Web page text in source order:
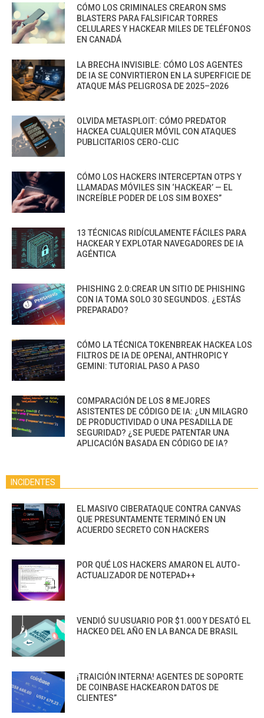
CÓMO LOS CRIMINALES CREARON SMS
BLASTERS PARA FALSIFICAR TORRES
CELULARES Y HACKEAR MILES DE TELÉFONOS
EN CANADÁ
LA BRECHA INVISIBLE: CÓMO LOS AGENTES
DE IA SE CONVIRTIERON EN LA SUPERFICIE DE
ATAQUE MÁS PELIGROSA DE 2025–2026
OLVIDA METASPLOIT: CÓMO PREDATOR
HACKEA CUALQUIER MÓVIL CON ATAQUES
PUBLICITARIOS CERO-CLIC
CÓMO LOS HACKERS INTERCEPTAN OTPS Y
LLAMADAS MÓVILES SIN ‘HACKEAR’ — EL
INCREÍBLE PODER DE LOS SIM BOXES”
13 TÉCNICAS RIDÍCULAMENTE FÁCILES PARA
HACKEAR Y EXPLOTAR NAVEGADORES DE IA
AGÉNTICA
PHISHING 2.0:CREAR UN SITIO DE PHISHING
CON IA TOMA SOLO 30 SEGUNDOS. ¿ESTÁS
PREPARADO?
CÓMO LA TÉCNICA TOKENBREAK HACKEA LOS
FILTROS DE IA DE OPENAI, ANTHROPIC Y
GEMINI: TUTORIAL PASO A PASO
COMPARACIÓN DE LOS 8 MEJORES
ASISTENTES DE CÓDIGO DE IA: ¿UN MILAGRO
DE PRODUCTIVIDAD O UNA PESADILLA DE
SEGURIDAD? ¿SE PUEDE PATENTAR UNA
APLICACIÓN BASADA EN CÓDIGO DE IA?
INCIDENTES
EL MASIVO CIBERATAQUE CONTRA CANVAS
QUE PRESUNTAMENTE TERMINÓ EN UN
ACUERDO SECRETO CON HACKERS
POR QUÉ LOS HACKERS AMARON EL AUTO-
ACTUALIZADOR DE NOTEPAD++
VENDIÓ SU USUARIO POR $1.000 Y DESATÓ EL
HACKEO DEL AÑO EN LA BANCA DE BRASIL
¡TRAICIÓN INTERNA! AGENTES DE SOPORTE
DE COINBASE HACKEARON DATOS DE
CLIENTES”